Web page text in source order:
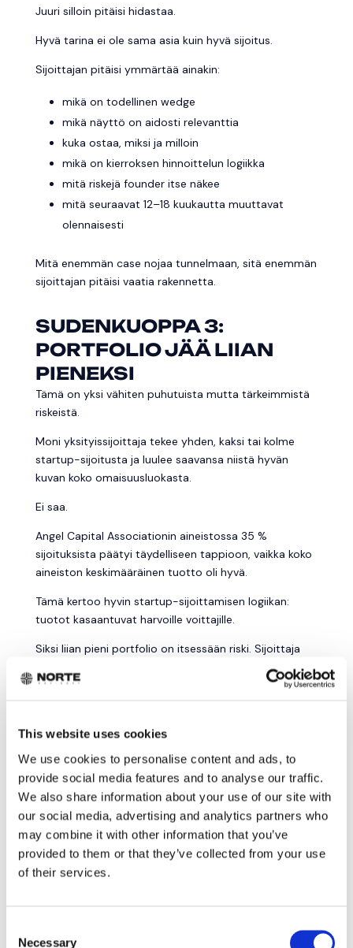
This website uses cookies
We use cookies to personalise content and ads, to
provide social media features and to analyse our traffic.
We also share information about your use of our site with
our social media, advertising and analytics partners who
may combine it with other information that you’ve
provided to them or that they’ve collected from your use
of their services.
Selection
Necessary
Juuri silloin pitäisi hidastaa.
Hyvä tarina ei ole sama asia kuin hyvä sijoitus.
Sijoittajan pitäisi ymmärtää ainakin:
mikä on todellinen wedge
mikä näyttö on aidosti relevanttia
kuka ostaa, miksi ja milloin
mikä on kierroksen hinnoittelun logiikka
mitä riskejä founder itse näkee
mitä seuraavat 12–18 kuukautta muuttavat
olennaisesti
Mitä enemmän case nojaa tunnelmaan, sitä enemmän
sijoittajan pitäisi vaatia rakennetta.
SUDENKUOPPA 3:
PORTFOLIO JÄÄ LIIAN
PIENEKSI
Tämä on yksi vähiten puhutuista mutta tärkeimmistä
riskeistä.
Moni yksityissijoittaja tekee yhden, kaksi tai kolme
startup-sijoitusta ja luulee saavansa niistä hyvän
kuvan koko omaisuusluokasta.
Ei saa.
Angel Capital Associationin aineistossa 35 %
sijoituksista päätyi täydelliseen tappioon, vaikka koko
aineiston keskimääräinen tuotto oli hyvä.
Tämä kertoo hyvin startup-sijoittamisen logiikan:
tuotot kasaantuvat harvoille voittajille.
Siksi liian pieni portfolio on itsessään riski. Sijoittaja
voi tehdä ihan järkeviä päätöksiä ja silti jäädä ilman
voittajia, jotka kantaisivat salkkua.
SUDENKUOPPA 4: CAP
TABLE JA EHDOT
LUETAAN LIIAN KEVYESTI
Tylsä kohta. Erittäin tärkeä kohta.
Sijoittaja käyttää paljon aikaa tuotteeseen, tiimiin ja
markkinaan, mutta vilkaisee omistusrakennetta,
option poolia, preferenssejä, diluutiota ja
kierrosehtoja liian nopeasti.
Hyväkin yhtiö voi olla huono sijoitus, jos rakenne on